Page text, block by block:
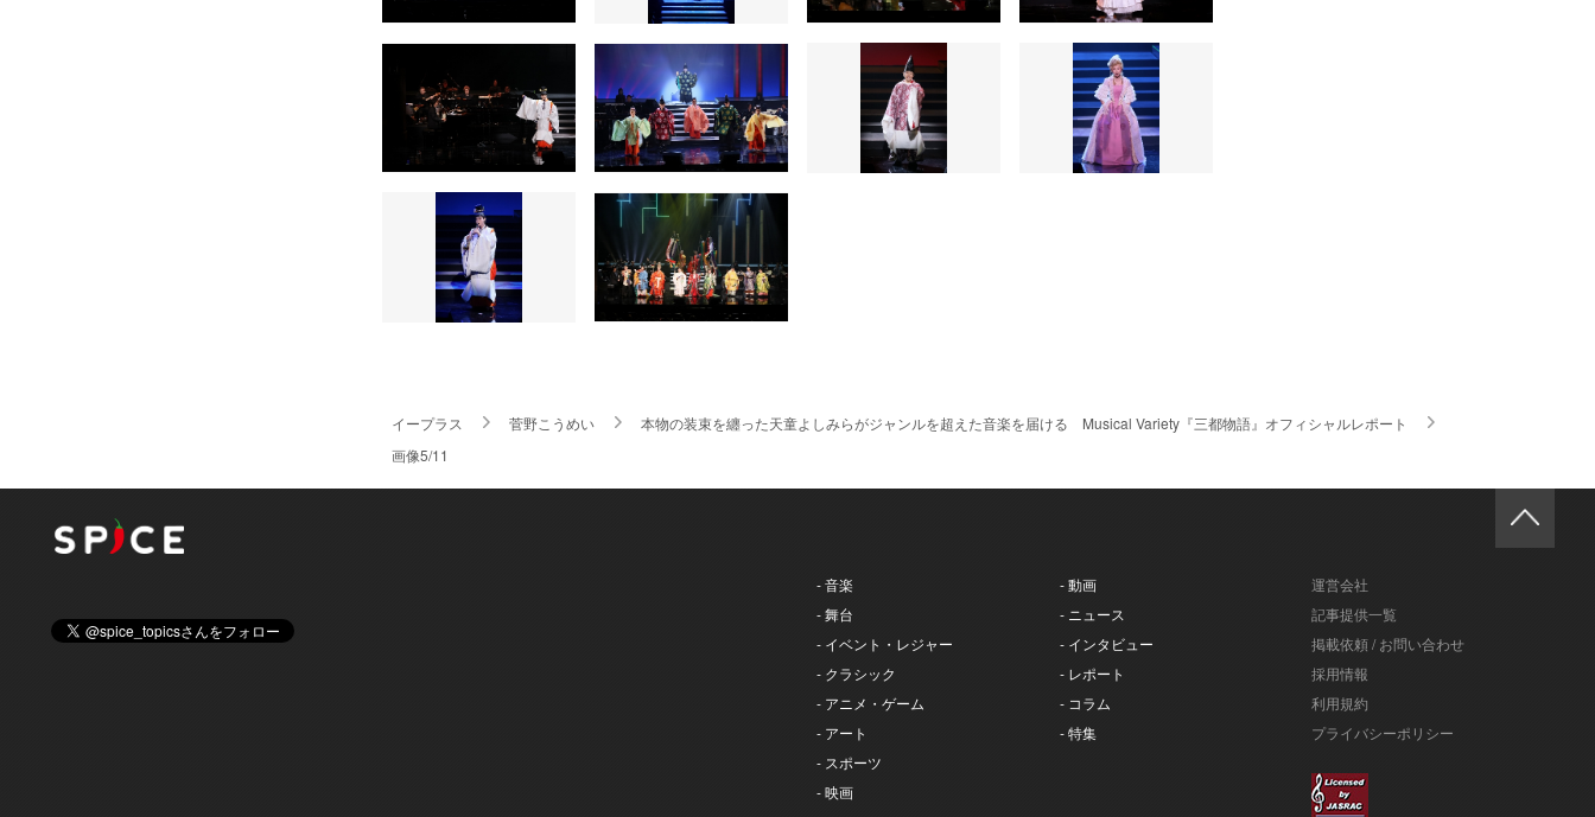
イープラス 菅野こうめい
本物の装束を纏った天童よしみらがジャンルを超えた音楽を届ける Musical Variety『三都物語』オフィシャルレポート
画像5/11
- 音楽
- 舞台
- イベント・レジャー
- クラシック
- アニメ・ゲーム
- アート
- スポーツ
- 映画
- 動画
- ニュース
- インタビュー
- レポート
- コラム
- 特集
運営会社
記事提供一覧
掲載依頼 / お問い合わせ
採用情報
利用規約
プライバシーポリシー